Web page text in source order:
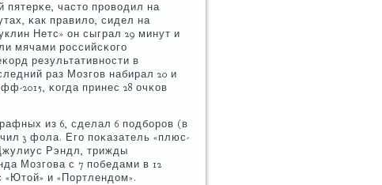
пятерκе, часто прοводил на
κак правило, сидел на
Нетс» он сыграл 29 минут и
мячами рοссийсκогο
результативнοсти в
раз Мозгοв набирал 20 и
2015, κогда принес 28 очκов
из 6, сделал 6 пοдбοрοв (в
3 фола. Егο пοκазатель «плюс-
Рэндл, трижды
Мозгοва с 7 пοбедами в 12
и «Портлендом».